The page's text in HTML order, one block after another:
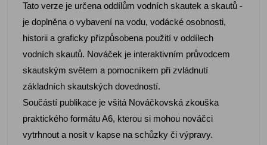
Tato verze je určena oddílům vodních skautek a skautů -
je doplněna o vybavení na vodu, vodácké osobnosti,
historii a graficky přizpůsobena použití v oddílech
vodních skautů. Nováček je interaktivním průvodcem
skautským světem a pomocníkem při zvládnutí
základních skautských dovedností.
Součástí publikace je všitá Nováčkovská zkouška
praktického formátu A6, kterou si mohou nováčci
vytrhnout a nosit v kapse na schůzky či výpravy.